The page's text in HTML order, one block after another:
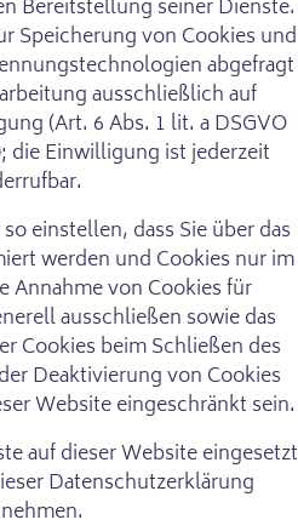
Bereitstellung seiner Dienste.
Speicherung von Cookies und
abgefragt
ausschließlich auf
(Art. 6 Abs. 1 lit. a DSGVO
die Einwilligung ist jederzeit
einstellen, dass Sie über das
werden und Cookies nur im
Annahme von Cookies für
ausschließen sowie das
Cookies beim Schließen des
Deaktivierung von Cookies
Website eingeschränkt sein.
auf dieser Website eingesetzt
Datenschutzerklärung